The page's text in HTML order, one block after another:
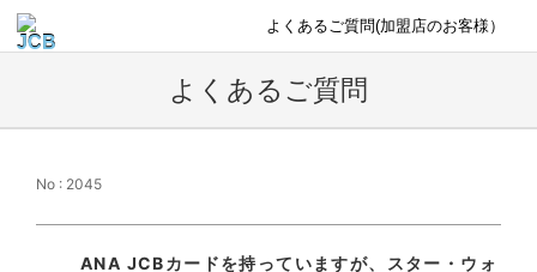
よくあるご質問(加盟店のお客様）
よくあるご質問
No : 2045
ANA JCBカードを持っていますが、スター・ウォ